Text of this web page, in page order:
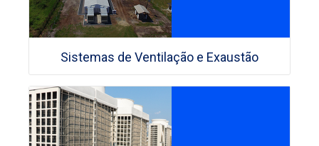
Sistemas de Ventilação e Exaustão